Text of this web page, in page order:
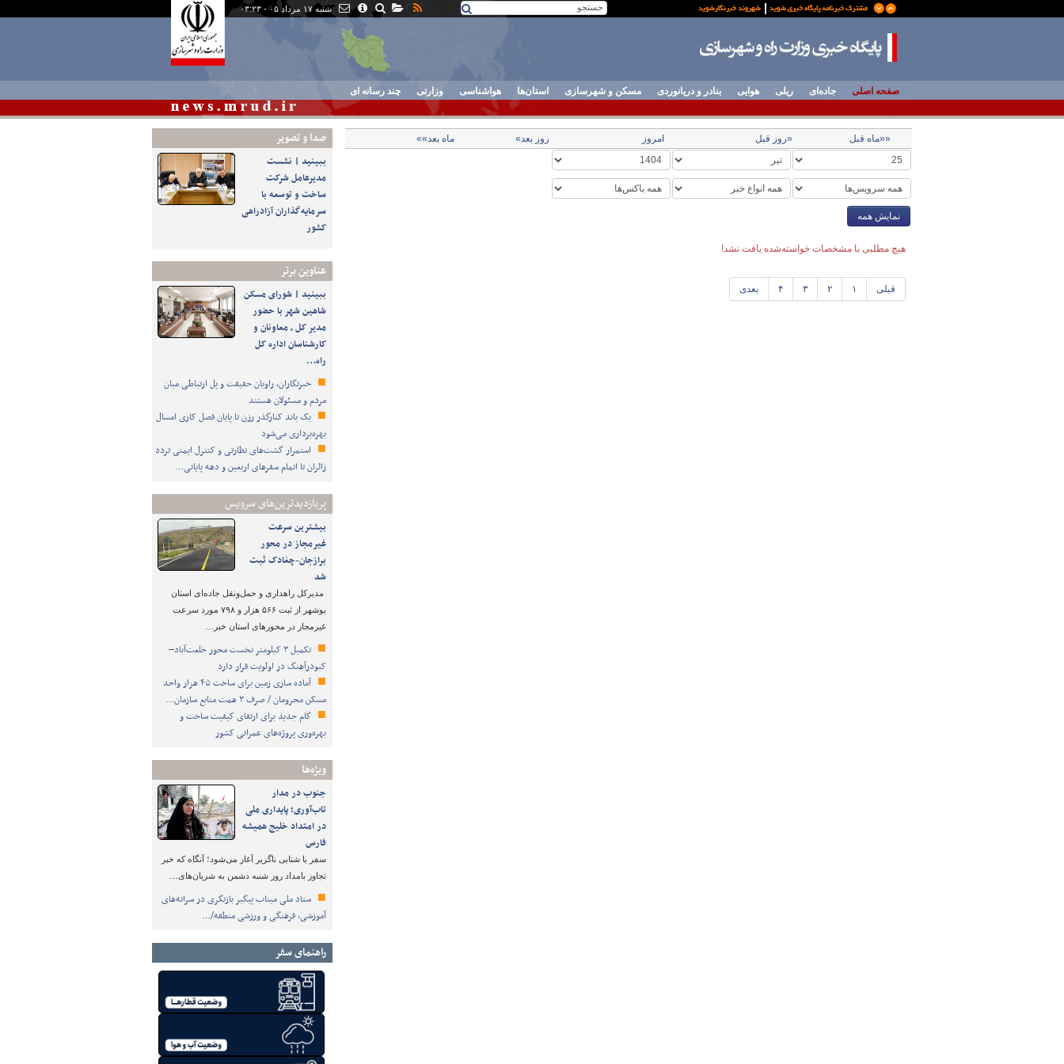
شنبه ۱۷ مرداد ۰۵ - ۰۳:۲۳
صفحه اصلی جاده‌ای ریلی هوایی بنادر و دریانوردی مسکن و شهرسازی استان‌ها هواشناسی وزارتی چند رسانه ای
صدا و تصوير
ببینید | نشست
مدیرعامل شرکت
ساخت و توسعه با
سرمایه‌گذاران آزادراهی
کشور
عناوین برتر
ببینید | شورای مسکن
شاهین شهر با حضور
مدیر کل ، معاونان و
کارشناسان اداره کل
راه…
خبرنگاران، راویان حقیقت و پل ارتباطی میان
مردم و مسئولان هستند
یک باند کنارگذر رزن تا پایان فصل کاری امسال
بهره‌برداری می‌شود
استمرار گشت‌های نظارتی و کنترل ایمنی تردد
زائران تا اتمام سفرهای اربعین و دهه پایانی…
پربازدیدترین‌های سرویس
بیشترین سرعت
غیرمجاز در محور
برازجان-چغادک ثبت
شد
مدیرکل راهداری و حمل‌ونقل جاده‌ای استان
بوشهر از ثبت ۵۶۶ هزار و ۷۹۸ مورد سرعت
غیرمجاز در محورهای استان خبر…
تکمیل ۳ کیلومتر نخست محور خلعت‌آباد–
کبودرآهنگ در اولویت قرار دارد
آماده سازی زمین برای ساخت ۴۵ هزار واحد
مسکن محرومان / صرف ۳ همت منابع سازمان…
گام جدید برای ارتقای کیفیت ساخت و
بهره‌وری پروژه‌های عمرانی کشور
ویژه‌ها
جنوب در مدار
تاب‌آوری؛ پایداری ملی
در امتداد خلیج همیشه
فارس
سفر با شتابی ناگزیر آغاز می‌شود؛ آنگاه که خبر
تجاوز بامداد روز شنبه دشمن به شریان‌های…
ستاد ملی میناب پیگیر بازنگری در سرانه‌های
آموزشی، فرهنگی و ورزشی منطقه/…
راهنمای سفر
««ماه قبل «روز قبل امروز روز بعد» ماه بعد»»
نمایش همه
هیچ مطلبی با مشخصات خواسته‌شده یافت نشد!
قبلی ۱ ۲ ۳ ۴ بعدی